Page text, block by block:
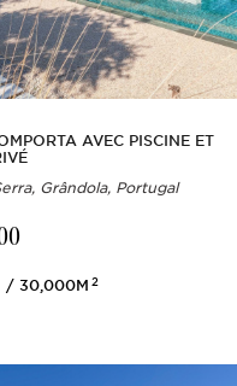
AVEC PISCINE ET
Grândola, Portugal
30,000M2